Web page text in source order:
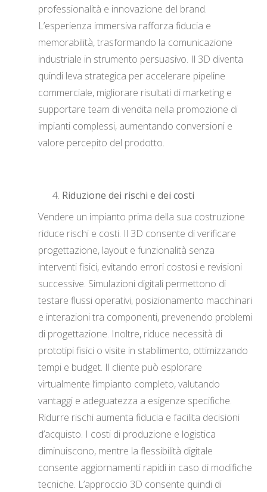
professionalità e innovazione del brand.
L’esperienza immersiva rafforza fiducia e
memorabilità, trasformando la comunicazione
industriale in strumento persuasivo. Il 3D diventa
quindi leva strategica per accelerare pipeline
commerciale, migliorare risultati di marketing e
supportare team di vendita nella promozione di
impianti complessi, aumentando conversioni e
valore percepito del prodotto.
Riduzione dei rischi e dei costi
Vendere un impianto prima della sua costruzione
riduce rischi e costi. Il 3D consente di verificare
progettazione, layout e funzionalità senza
interventi fisici, evitando errori costosi e revisioni
successive. Simulazioni digitali permettono di
testare flussi operativi, posizionamento macchinari
e interazioni tra componenti, prevenendo problemi
di progettazione. Inoltre, riduce necessità di
prototipi fisici o visite in stabilimento, ottimizzando
tempi e budget. Il cliente può esplorare
virtualmente l’impianto completo, valutando
vantaggi e adeguatezza a esigenze specifiche.
Ridurre rischi aumenta fiducia e facilita decisioni
d’acquisto. I costi di produzione e logistica
diminuiscono, mentre la flessibilità digitale
consente aggiornamenti rapidi in caso di modifiche
tecniche. L’approccio 3D consente quindi di